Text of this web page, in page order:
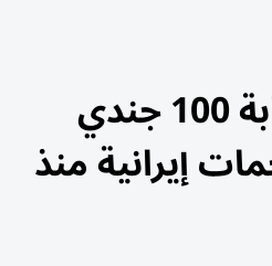
البنتاغون: إصابة 100 جندي
إيرانية منذ